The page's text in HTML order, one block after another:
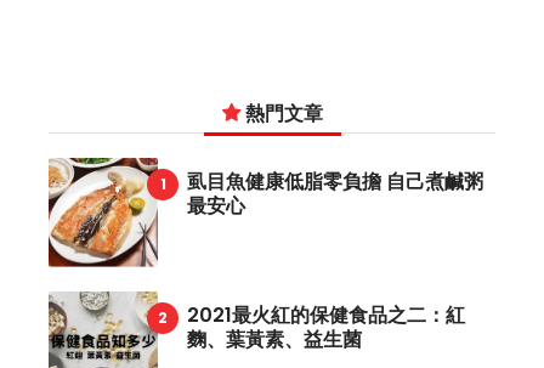
熱門文章
虱目魚健康低脂零負擔 自己煮鹹粥
最安心
2021最火紅的保健食品之二：紅
麴、葉黃素、益生菌